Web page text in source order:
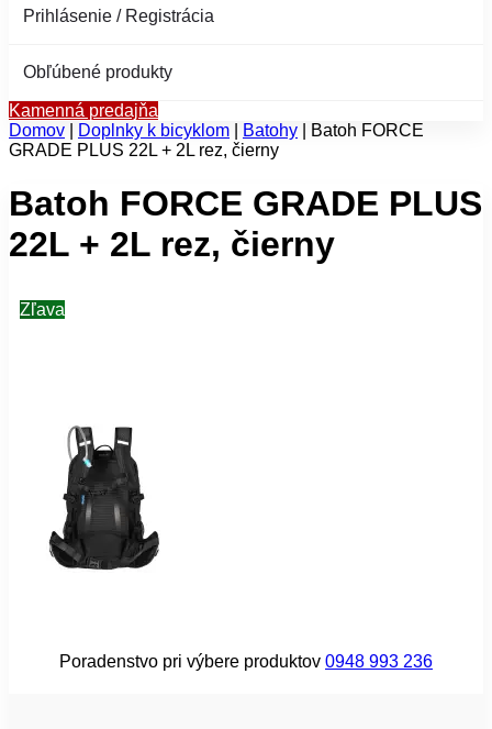
Prihlásenie / Registrácia
Obľúbené produkty
Kamenná predajňa
Domov
Doplnky k bicyklom Batohy
Batoh FORCE
GRADE PLUS 22L + 2L rez, čierny
Batoh FORCE GRADE PLUS
22L + 2L rez, čierny
Zľava
Poradenstvo pri výbere produktov 0948 993 236